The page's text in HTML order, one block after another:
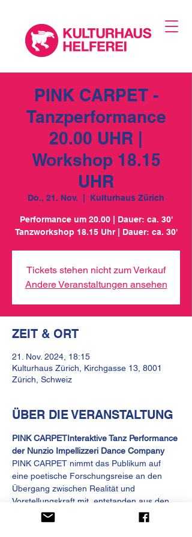
PINK CARPET -
Tanzperformance
20.00 UHR |
Workshop 18.15
UHR
Do., 21. Nov. Kulturhaus Zürich
Performance um 20.00 | Dauer: ca. 30'
Tanzworkshop 18.15 Uhr | Dauer: ca. 30'
Tickets stehen nicht zum Verkauf
Andere Veranstaltungen ansehen
ZEIT & ORT
21. Nov. 2024, 18:15
Kulturhaus Zürich, Kirchgasse 13, 8001
Zürich, Schweiz
ÜBER DIE VERANSTALTUNG
PINK CARPETInteraktive Tanz Performance
PINK CARPET nimmt das Publikum auf
eine poetische Forschungsreise an den
Übergang zwischen Realität und
Vorstellungskraft mit, entstanden aus den
Erfahrungen der an Alzheimer erkrankten